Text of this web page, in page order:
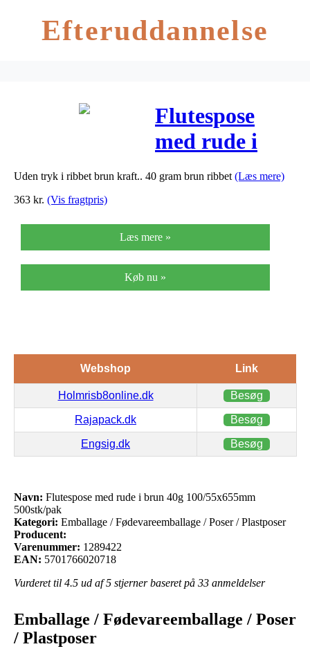
Efteruddannelse
Flutespose
med rude i
brun 40g
500stk/pak
Uden tryk i ribbet brun kraft.. 40 gram brun ribbet (Læs mere)
363 kr. (Vis fragtpris)
Læs mere »
Køb nu »
Webshop Link
Holmrisb8online.dk Besøg
Rajapack.dk Besøg
Engsig.dk Besøg
Navn: Flutespose med rude i brun 40g 100/55x655mm
500stk/pak
Kategori: Emballage / Fødevareemballage / Poser / Plastposer
Producent:
Varenummer: 1289422
EAN: 5701766020718
Vurderet til 4.5 ud af 5 stjerner baseret på 33 anmeldelser
Emballage / Fødevareemballage / Poser
/ Plastposer